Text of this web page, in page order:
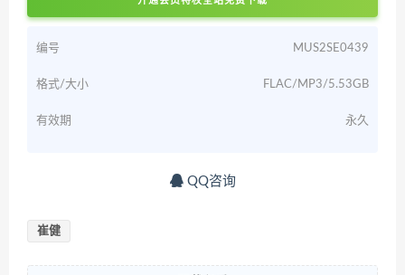
编号 MUS2SE0439
格式/大小 FLAC/MP3/5.53GB
有效期 永久
QQ咨询
崔健